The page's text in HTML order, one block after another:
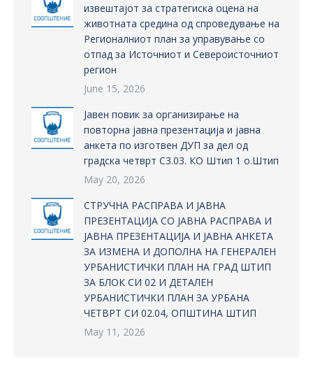
извештајот за стратегиска оцена на
животната средина од спроведување на
Регионалниот план за управување со
отпад за Источниот и Североисточниот
регион
June 15, 2026
Јавен повик за организирање на
повторна јавна презентација и јавна
анкета по изготвен ДУП за дел од
градска четврт С3.03. КО Штип 1 о.Штип
May 20, 2026
СТРУЧНА РАСПРАВА И ЈАВНА
ПРЕЗЕНТАЦИЈА СО ЈАВНА РАСПРАВА И
ЈАВНА ПРЕЗЕНТАЦИЈА И ЈАВНА АНКЕТА
ЗА ИЗМЕНА И ДОПОЛНА НА ГЕНЕРАЛЕН
УРБАНИСТИЧКИ ПЛАН НА ГРАД ШТИП
ЗА БЛОК СИ 02 И ДЕТАЛЕН
УРБАНИСТИЧКИ ПЛАН ЗА УРБАНА
ЧЕТВРТ СИ 02.04, ОПШТИНА ШТИП
May 11, 2026